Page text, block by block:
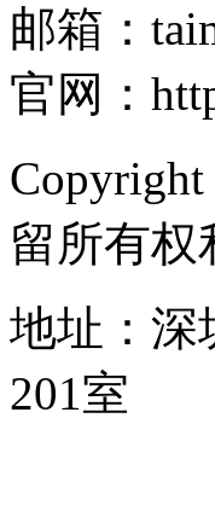
邮箱：
官网：
留所有权
地址：深
201室